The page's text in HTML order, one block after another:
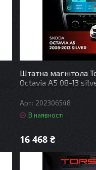
Штатна магнітола
Octavia A5 08-13
202306548
В наявності
16 468 ₴